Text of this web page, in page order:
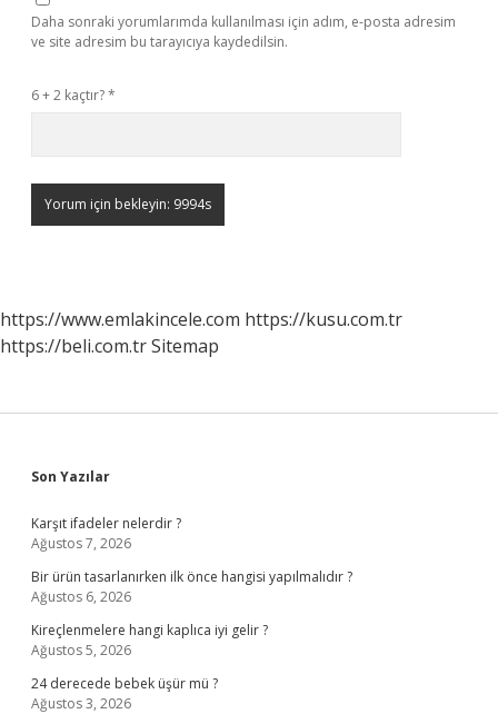
Daha sonraki yorumlarımda kullanılması için adım, e-posta adresim
ve site adresim bu tarayıcıya kaydedilsin.
6 + 2 kaçtır?*
https://www.emlakincele.com https://kusu.com.tr
https://beli.com.trSitemap
Sidebar
Son Yazılar
Karşıt ifadeler nelerdir ?
Ağustos 7, 2026
Bir ürün tasarlanırken ilk önce hangisi yapılmalıdır ?
Ağustos 6, 2026
Kireçlenmelere hangi kaplıca iyi gelir ?
Ağustos 5, 2026
24 derecede bebek üşür mü ?
Ağustos 3, 2026